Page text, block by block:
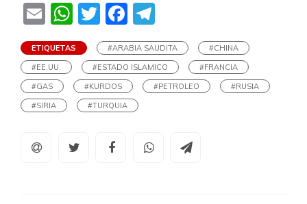
EmailWhatsApp
TwitterFacebook
ETIQUETAS #ARABIA SAUDITA
#CHINA
#EE.UU.
#ESTADO ISLAMICO
#FRANCIA
#GAS
#KURDOS #PETROLEO
#RUSIA
#SIRIA
#TURQUIA